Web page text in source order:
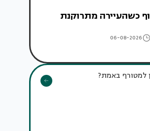
כשהעיירה מתרוקנת
06-08-2026